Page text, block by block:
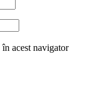
acest navigator